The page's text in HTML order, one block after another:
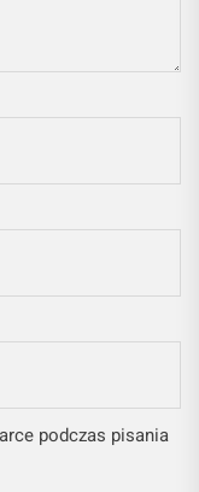
podczas pisania